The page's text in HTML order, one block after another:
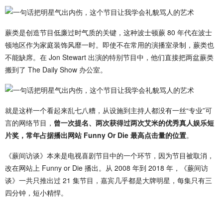
蕨类是创造节目低廉过时气质的关键，这种波士顿蕨 80 年代在波士
顿地区作为家庭装饰风靡一时。即使不在常用的演播室录制，蕨类也
不能缺席。在 Jon Stewart 出演的特别节目中，他们直接把两盆蕨类
搬到了 The Daily Show 办公室。
就是这样一个看起来乱七八糟，从设施到主持人都没有一丝“专业”可
言的网络节目， 曾一次提名、两次获得过两次艾米的优秀真人娱乐短
片奖，常年占据播出网站 Funny Or Die 最高点击量的位置。
《蕨间访谈》本来是电视喜剧节目中的一个环节，因为节目被取消，
改在网站上 Funny or Die 播出。从 2008 年到 2018 年，《蕨间访
谈》一共只推出过 21 集节目，嘉宾几乎都是大牌明星，每集只有三
四分钟，短小精悍。